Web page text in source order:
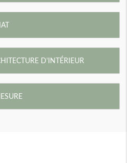
D'INTÉRIEUR